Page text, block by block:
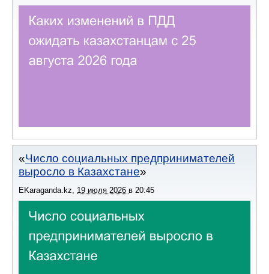
Число социальных предпринимателей
выросло в Казахстане
EKaraganda.kz 19 июля 2026 в 20:45